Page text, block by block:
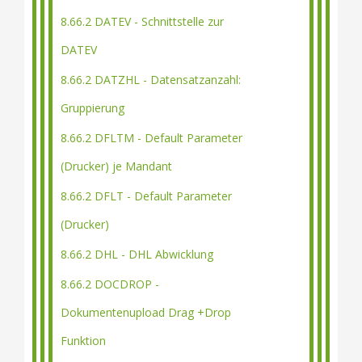
8.66.2 DATEV - Schnittstelle zur
DATEV
8.66.2 DATZHL - Datensatzanzahl:
Gruppierung
8.66.2 DFLTM - Default Parameter
(Drucker) je Mandant
8.66.2 DFLT - Default Parameter
(Drucker)
8.66.2 DHL - DHL Abwicklung
8.66.2 DOCDROP -
Dokumentenupload Drag +Drop
Funktion